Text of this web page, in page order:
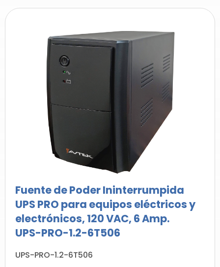
Fuente de Poder Ininterrumpida
UPS PRO para equipos eléctricos y
electrónicos, 120 VAC, 6 Amp.
UPS-PRO-1.2-6T506
UPS-PRO-1.2-6T506